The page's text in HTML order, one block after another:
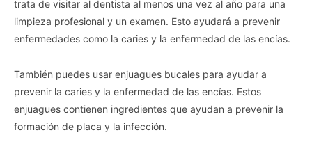
trata de visitar al dentista al menos una vez al año para una
limpieza profesional y un examen. Esto ayudará a prevenir
enfermedades como la caries y la enfermedad de las encías.
También puedes usar enjuagues bucales para ayudar a
prevenir la caries y la enfermedad de las encías. Estos
enjuagues contienen ingredientes que ayudan a prevenir la
formación de placa y la infección.